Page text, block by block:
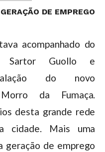
DE EMPREGO
acompanhado do
Sartor Guollo e
do novo
da Fumaça.
desta grande rede
cidade. Mais uma
geração de emprego